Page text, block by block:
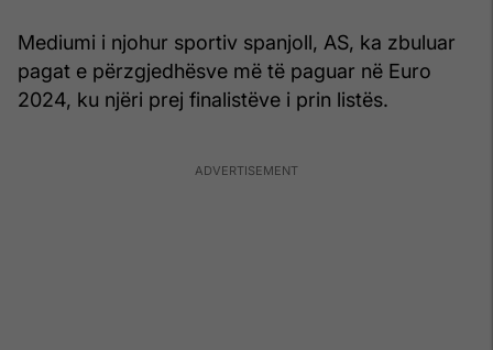
Mediumi i njohur sportiv spanjoll, AS, ka zbuluar
pagat e përzgjedhësve më të paguar në Euro
2024, ku njëri prej finalistëve i prin listës.